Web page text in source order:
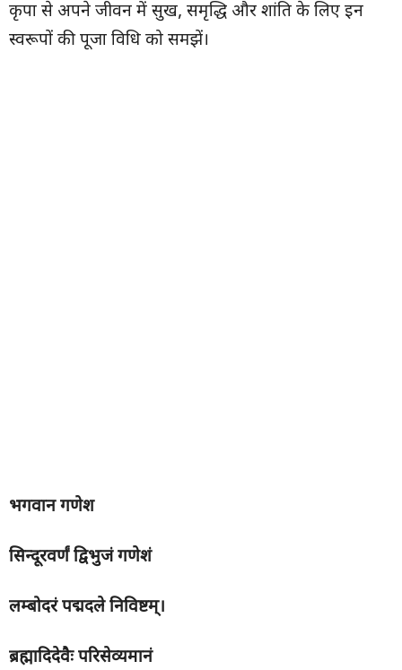
कृपा से अपने जीवन में सुख, समृद्धि और शांति के लिए इन
स्वरूपों की पूजा विधि को समझें।
भगवान गणेश
सिन्दूरवर्णं द्विभुजं गणेशं
लम्बोदरं पद्मदले निविष्टम्।
ब्रह्मादिदेवैः परिसेव्यमानं